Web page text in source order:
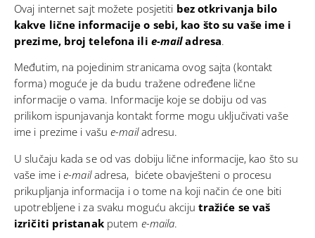
Ovaj internet sajt možete posjetiti bez otkrivanja bilo
kakve lične informacije o sebi, kao što su vaše ime i
prezime, broj telefona ili e-mailadresa.
Međutim, na pojedinim stranicama ovog sajta (kontakt
forma) moguće je da budu tražene određene lične
informacije o vama. Informacije koje se dobiju od vas
prilikom ispunjavanja kontakt forme mogu uključivati vaše
ime i prezime i vašue-mailadresu.
U slučaju kada se od vas dobiju lične informacije, kao što su
vaše ime ie-mailadresa, bićete obavješteni o procesu
prikupljanja informacija i o tome na koji način će one biti
upotrebljene i za svaku moguću akciju tražiće se vaš
izričiti pristanak putem e-maila.